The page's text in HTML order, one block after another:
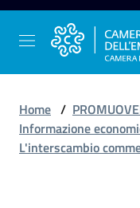
Vai al contenuto
Vai alla navigazione
Vai al footer
Home /
Informazione
L'interscambio